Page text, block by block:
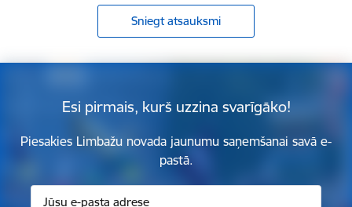
Sniegt atsauksmi
Esi pirmais, kurš uzzina svarīgāko!
Piesakies Limbažu novada jaunumu saņemšanai savā e-
pastā.